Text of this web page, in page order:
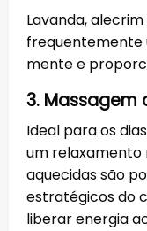
Lavanda,
frequentemente
mente e
3. Massagem
Ideal para os
um relaxamento
aquecidas são
estratégicos do
liberar energia